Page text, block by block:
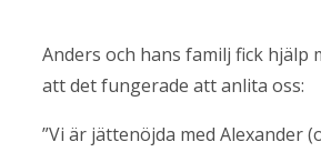
Anders och hans familj fick hjälp
att det fungerade att anlita oss:
”Vi är jättenöjda med Alexander